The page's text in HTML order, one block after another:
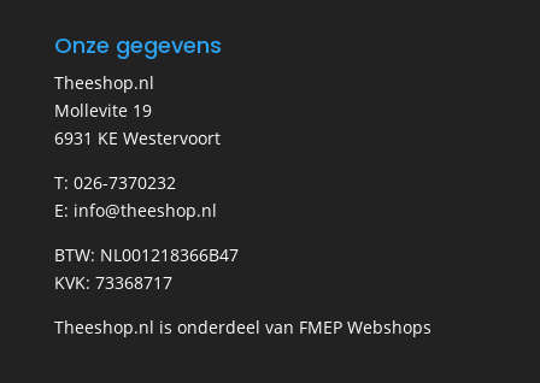
Onze gegevens
Theeshop.nl
Mollevite 19
6931 KE Westervoort
T: 026-7370232
E: info@theeshop.nl
BTW: NL001218366B47
KVK: 73368717
Theeshop.nl is onderdeel van FMEP Webshops